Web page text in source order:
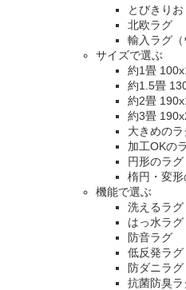
とびきり
北欧ラグ
輸入ラグ
サイズで選ぶ
約1畳
約1.5畳
約2畳
約3畳
大きめのラ
加工OKの
円形のラグ
楕円・変
機能で選ぶ
洗えるラグ
はっ水ラグ
防音ラグ
低反発ラグ
防ダニラグ
抗菌防臭ラ